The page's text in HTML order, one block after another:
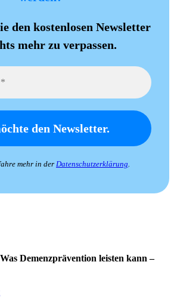
den kostenlosen Newsletter
mehr zu verpassen.
mehr in derDatenschutzerklärung.
Demenzprävention leisten kann –